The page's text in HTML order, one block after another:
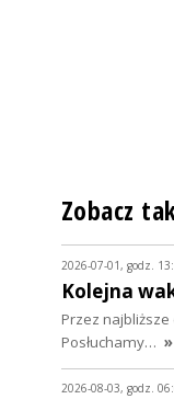
Zobacz
2026-07-01, godz.
Kolejna
Przez
Posłuchamy…
2026-08-03, godz.